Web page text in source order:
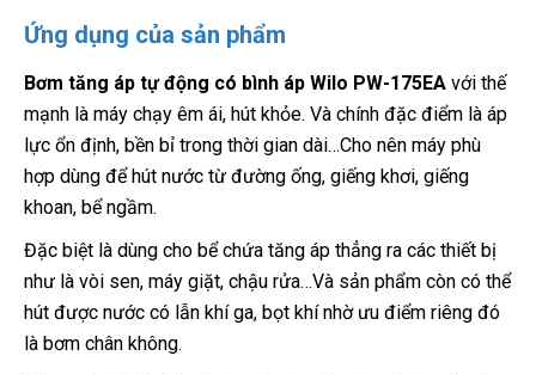
Ứng dụng của sản phẩm
Bơm tăng áp tự động có bình áp Wilo PW-175EA với thế
mạnh là máy chạy êm ái, hút khỏe. Và chính đặc điểm là áp
lực ổn định, bền bỉ trong thời gian dài…Cho nên máy phù
hợp dùng để hút nước từ đường ống, giếng khơi, giếng
khoan, bể ngầm.
Đặc biệt là dùng cho bể chứa tăng áp thẳng ra các thiết bị
như là vòi sen, máy giặt, chậu rửa…Và sản phẩm còn có thể
hút được nước có lẫn khí ga, bọt khí nhờ ưu điểm riêng đó
là bơm chân không.